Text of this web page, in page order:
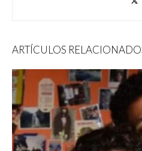
ARTÍCULOS